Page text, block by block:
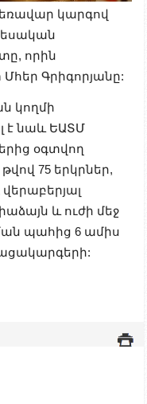
կարգով
որին
Գրիգորյանը:
կողմի
է նաև ԵԱՏՄ
օգտվող
75 երկրներ,
վերաբերյալ
և ուժի մեջ
պահից 6 ամիս